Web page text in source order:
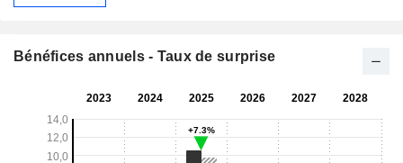
Bénéfices annuels - Taux de surprise